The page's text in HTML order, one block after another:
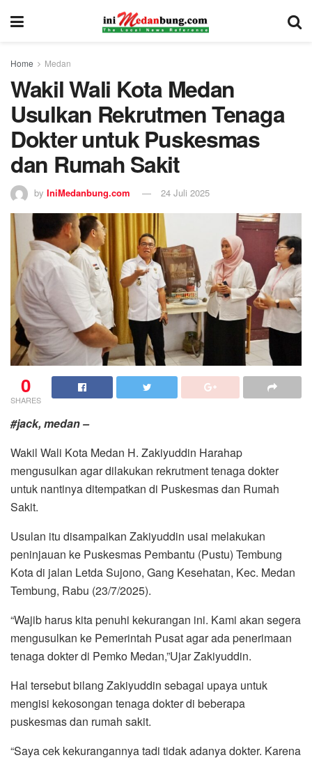
Home Medan
Wakil Wali Kota Medan
Usulkan Rekrutmen Tenaga
Dokter untuk Puskesmas
dan Rumah Sakit
by IniMedanbung.com 24 Juli 2025
0
SHARES
#jack, medan –
Wakil Wali Kota Medan H. Zakiyuddin Harahap
mengusulkan agar dilakukan rekrutment tenaga dokter
untuk nantinya ditempatkan di Puskesmas dan Rumah
Sakit.
Usulan itu disampaikan Zakiyuddin usai melakukan
peninjauan ke Puskesmas Pembantu (Pustu) Tembung
Kota di jalan Letda Sujono, Gang Kesehatan, Kec. Medan
Tembung, Rabu (23/7/2025).
“Wajib harus kita penuhi kekurangan ini. Kami akan segera
mengusulkan ke Pemerintah Pusat agar ada penerimaan
tenaga dokter di Pemko Medan,”Ujar Zakiyuddin.
Hal tersebut bilang Zakiyuddin sebagai upaya untuk
mengisi kekosongan tenaga dokter di beberapa
puskesmas dan rumah sakit.
“Saya cek kekurangannya tadi tidak adanya dokter. Karena